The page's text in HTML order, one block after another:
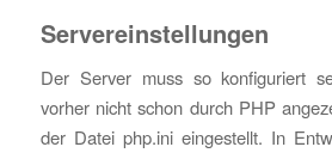
Servereinstellungen
Der Server muss so konfiguriert
vorher nicht schon durch PHP
der Datei php.ini eingestellt. In